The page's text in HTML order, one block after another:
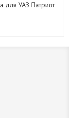
для УАЗ Патриот